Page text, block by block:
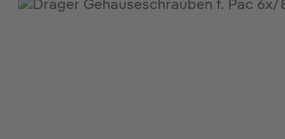
Bildergalerie überspringen